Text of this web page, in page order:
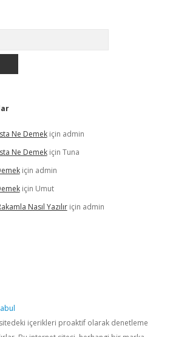
Ne Demekiçin admin
Ne Demekiçin Tuna
için admin
için Umut
Nasıl Yazılıriçin admin
sitedeki içerikleri proaktif olarak denetleme